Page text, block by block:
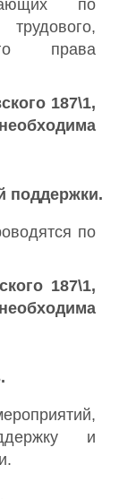
по
права
187\1,
поддержки.
по
187\1,
и